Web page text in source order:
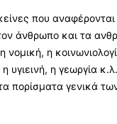
που
άνθρωπο και τα
νομική, η
υγιεινή, η γεωργία
πορίσματα γενικά